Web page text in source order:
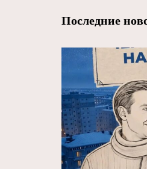
Последние